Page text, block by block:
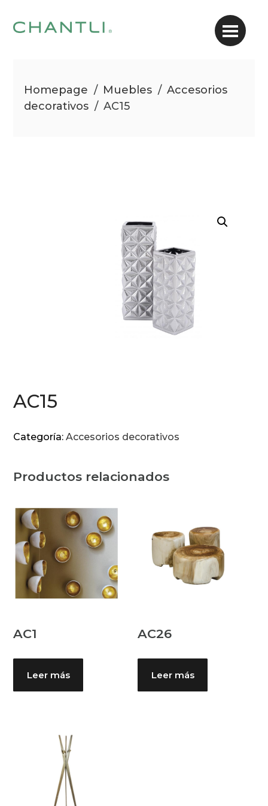
Homepage / Muebles / Accesorios
decorativos / AC15
AC15
Categoría:Accesorios decorativos
Productos relacionados
AC1
Leer más
AC26
Leer más